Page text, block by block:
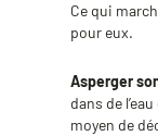
Ce qui
pour eux.
Asperger
dans de
moyen de